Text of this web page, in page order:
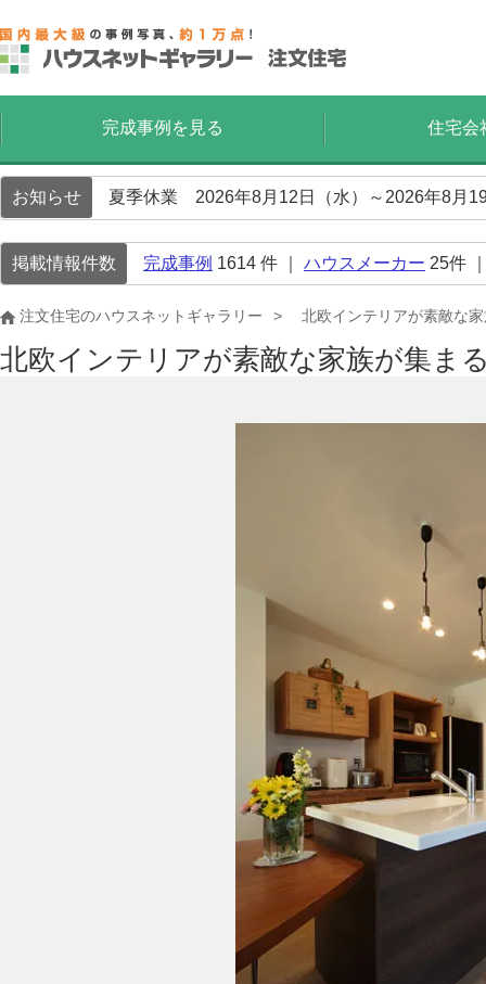
完成事例を見る 住宅会
お知らせ 夏季休業 2026年8月12日（水）～2026年8月
掲載情報件数 完成事例 1614 件 ｜ ハウスメーカー 25件
注文住宅のハウスネットギャラリー 北欧インテリアが素敵な
北欧インテリアが素敵な家族が集ま